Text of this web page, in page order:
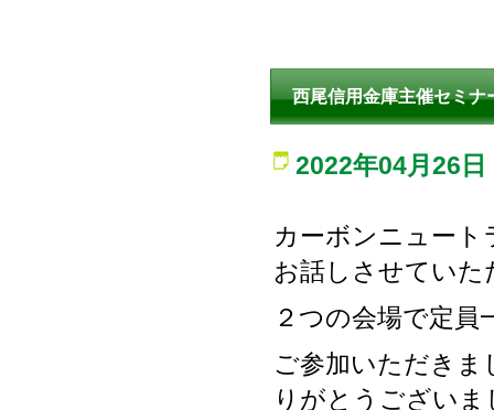
西尾信用金庫主催セミナ
2022年04月26日
カーボンニュー
お話しさせていた
２つの会場で定員
ご参加いただきま
りがとうございま